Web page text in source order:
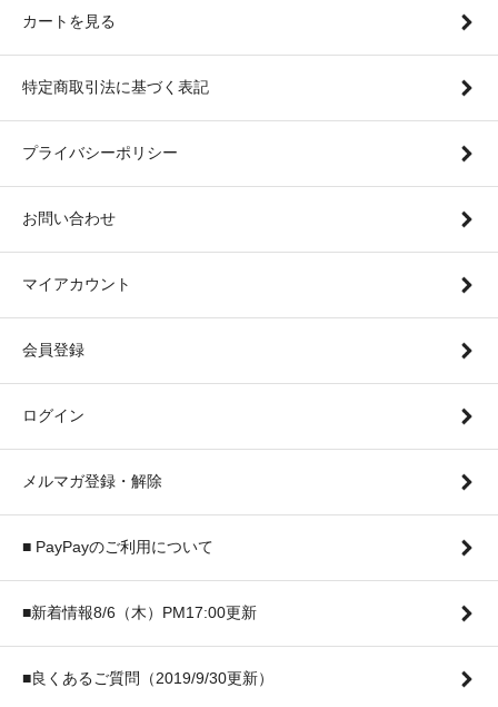
カートを見る
特定商取引法に基づく表記
プライバシーポリシー
お問い合わせ
マイアカウント
会員登録
ログイン
メルマガ登録・解除
■ PayPayのご利用について
■新着情報8/6（木）PM17:00更新
■良くあるご質問（2019/9/30更新）